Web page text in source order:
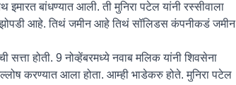
बांधण्यात आली. ती मुनिरा पटेल यांनी रस्सीवाला
झोपडी आहे. तिथं जमीन आहे तिथं सॉलिडस कंपनीकडं जमीन
होती. 9 नोव्हेंबरमध्ये नवाब मलिक यांनी शिवसेना
करण्यात आला होता. आम्ही भाडेकरु होते. मुनिरा पटेल